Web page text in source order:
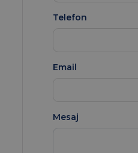
Telefon
Email
Mesaj